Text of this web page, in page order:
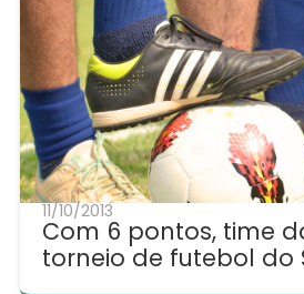
11/10/2013
Com 6 pontos, time
torneio de futebol do